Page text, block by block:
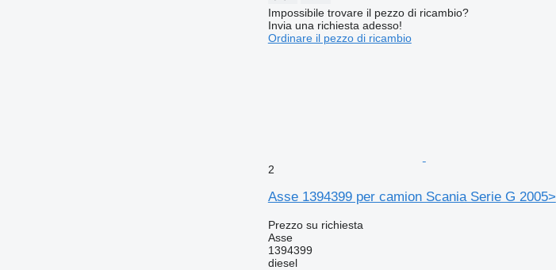
Impossibile trovare il pezzo di ricambio?
Invia una richiesta adesso!
Ordinare il pezzo di ricambio
2
Asse 1394399 per camion Scania Serie G 2005>
Prezzo su richiesta
Asse
1394399
diesel